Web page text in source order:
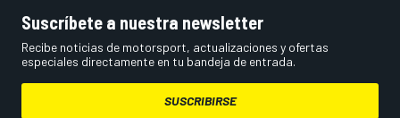
Suscríbete a nuestra newsletter
Recibe noticias de motorsport, actualizaciones y ofertas
especiales directamente en tu bandeja de entrada.
SUSCRIBIRSE